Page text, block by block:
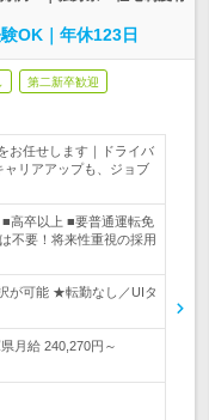
OK｜年休123日
第二新卒歓迎
お任せします｜ドライバ
リアアップも、ジョブ
■高卒以上 ■要普通運転免
不要！将来性重視の採用
が可能 ★転勤なし／UIタ
月給 240,270円～